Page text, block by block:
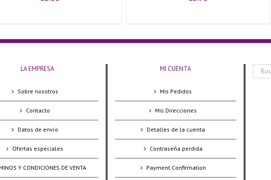
LA EMPRESA
Sobre nosotros
Contacto
Datos de envío
Ofertas especiales
Y CONDICIONES DE VENTA
MI CUENTA
Mis Pedidos
Mis Direcciones
Detalles de la cuenta
Contraseña perdida
Payment Confirmation
Buscar: